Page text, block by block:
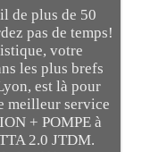
de plus de 50
pas de temps!
votre
les plus brefs
est là pour
meilleur service
+ POMPE à
2.0 JTDM.